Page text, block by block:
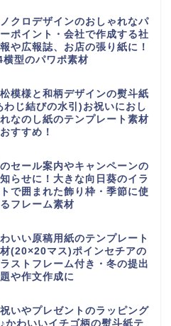
クロデザインのおしゃれなパ
ポイント・会社で作成する社
や広報誌、お店の張り紙に！
横型のパワポ素材
模様と和柄デザインの熨斗紙
わじ結びの水引)お祝いにおし
なのし紙のテンプレート素材
すすめ！
セール案内やキャンペーンの
らせに！大きな向日葵のイラ
で囲まれた飾り枠・季節に使
フレーム素材
いい原稿用紙のテンプレート
(20×20マス)ポインセチアの
ストフレーム付き・冬の提出
や作文作成に
いやプレゼントのラッピング
かわいいイチゴ柄の熨斗紙テ